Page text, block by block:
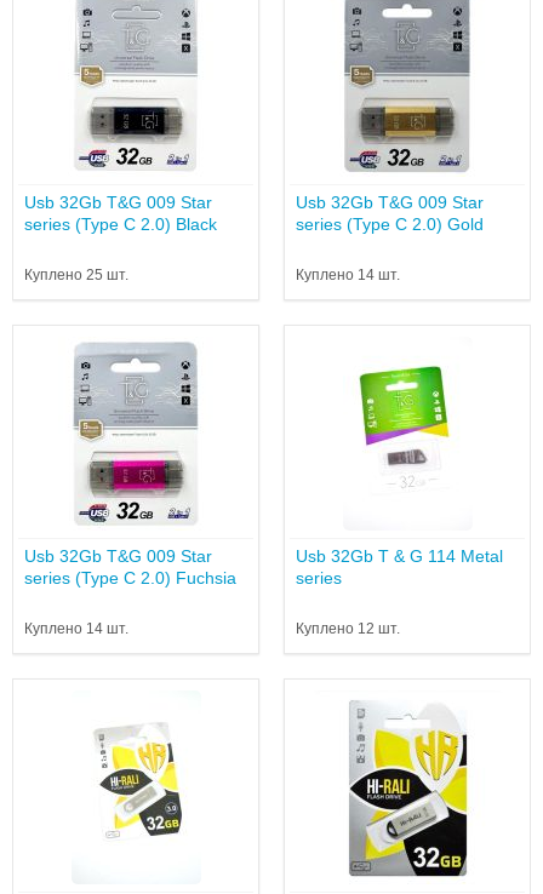
Usb 32Gb T&G 009 Star
series (Type C 2.0) Black
Куплено 25 шт.
Usb 32Gb T&G 009 Star
series (Type C 2.0) Gold
Куплено 14 шт.
Usb 32Gb T&G 009 Star
series (Type C 2.0) Fuchsia
Куплено 14 шт.
Usb 32Gb T & G 114 Metal
series
Куплено 12 шт.